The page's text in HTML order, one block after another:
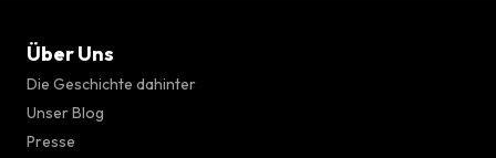
Über Uns
Die Geschichte dahinter
Unser Blog
Presse